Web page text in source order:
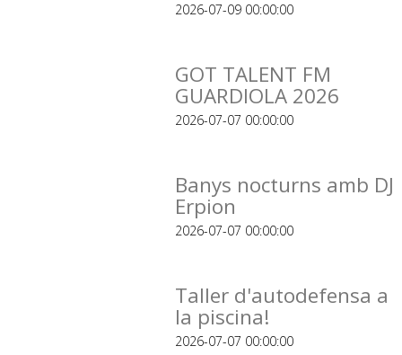
2026-07-09 00:00:00
GOT TALENT FM
GUARDIOLA 2026
2026-07-07 00:00:00
Banys nocturns amb DJ
Erpion
2026-07-07 00:00:00
Taller d'autodefensa a
la piscina!
2026-07-07 00:00:00